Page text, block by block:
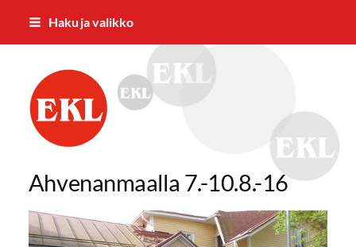
Siirry
Haku ja valikko
Jämsän Eläkkeensaajat ry.
Ahvenanmaalla 7.-10.8.-16